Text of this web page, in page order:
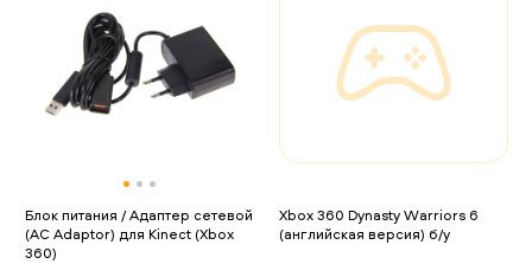
Блок питания / Адаптер сетевой
(AC Adaptor) для Kinect (Xbox
360)
Xbox 360 Dynasty Warriors 6
(английская версия) б/у